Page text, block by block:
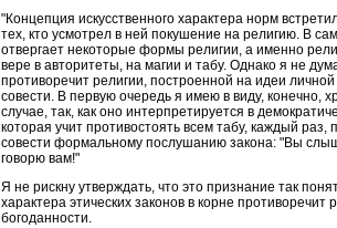
"Концепция искусственного характера норм
тех, кто усмотрел в ней покушение на религию. В
отвергает некоторые формы религии, а именно
вере в авторитеты, на магии и табу. Однако я не
противоречит религии, построенной на идеи
совести. В первую очередь я имею в виду, конечно,
случае, так, как оно интерпретируется в
которая учит противостоять всем табу, каждый раз,
совести формальному послушанию закона: "Вы
говорю вам!"
Я не рискну утверждать, что это признание так
характера этических законов в корне противоречит
богоданности.